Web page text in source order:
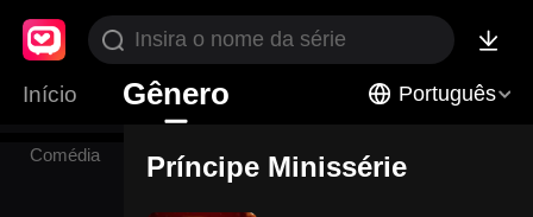
Início Gênero Português
Satisfatória
Comédia Príncipe Minissérie